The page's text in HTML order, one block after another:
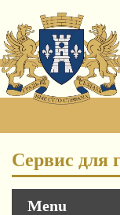
Сервис для
Menu